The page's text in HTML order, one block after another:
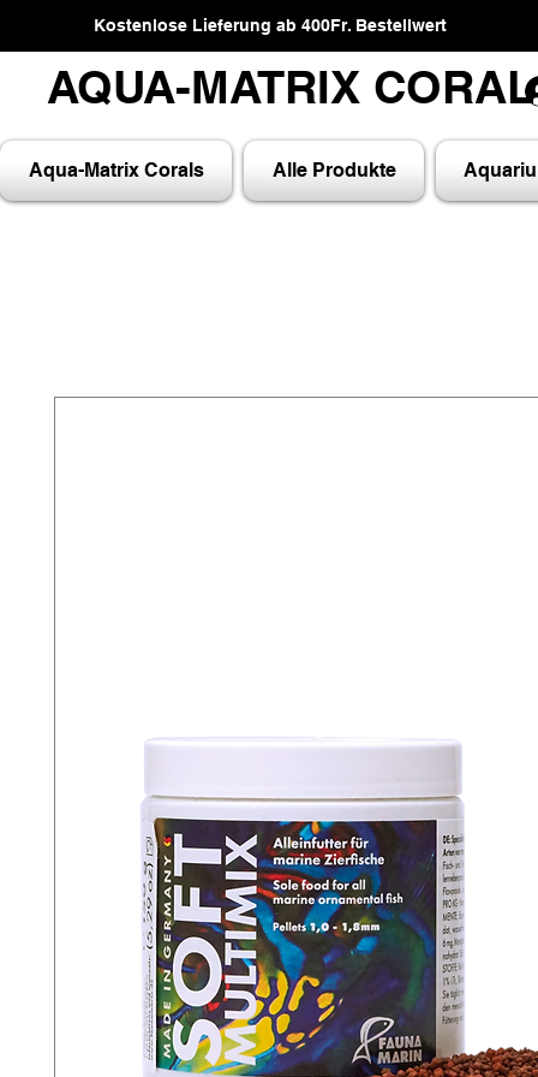
Kostenlose Lieferung ab 400Fr. Bestellwert
AQUA-MATRIX
AQUA-MATRIX
Aqua-Matrix Corals Alle Produkte